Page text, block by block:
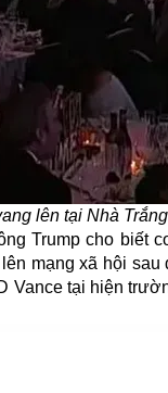
lên tại Nhà
Trump cho
mạng xã hội
Vance tại hiện